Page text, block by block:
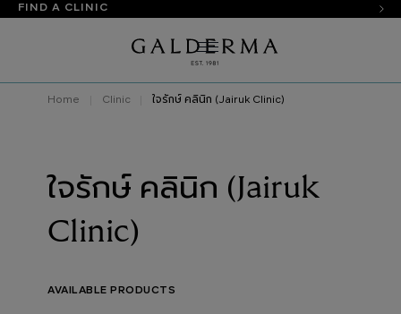
FIND A CLINIC
Home Clinic ใจรักษ์ คลินิก (Jairuk Clinic)
ใจรักษ์ คลินิก (Jairuk
Clinic)
AVAILABLE PRODUCTS